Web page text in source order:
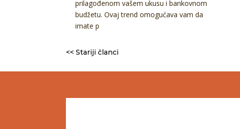
prilagođenom vašem ukusu i bankovnom
budžetu. Ovaj trend omogućava vam da
imate p
<< Stariji članci